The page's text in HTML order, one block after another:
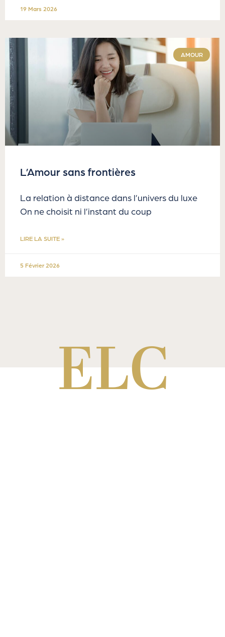
19 Mars 2026
AMOUR
L’Amour sans frontières
La relation à distance dans l’univers du luxe
On ne choisit ni l’instant du coup
LIRE LA SUITE »
5 Février 2026